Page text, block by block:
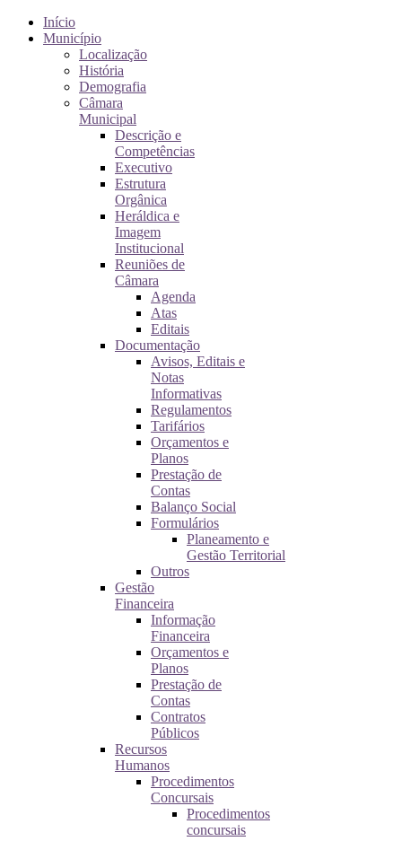
Início
Município
Localização
História
Demografia
Câmara
Municipal
Descrição e
Competências
Executivo
Estrutura
Orgânica
Heráldica e
Imagem
Institucional
Reuniões de
Câmara
Agenda
Atas
Editais
Documentação
Avisos, Editais e
Notas
Informativas
Regulamentos
Tarifários
Orçamentos e
Planos
Prestação de
Contas
Balanço Social
Formulários
Planeamento e
Gestão Territorial
Outros
Gestão
Financeira
Informação
Financeira
Orçamentos e
Planos
Prestação de
Contas
Contratos
Públicos
Recursos
Humanos
Procedimentos
Concursais
Procedimentos
concursais